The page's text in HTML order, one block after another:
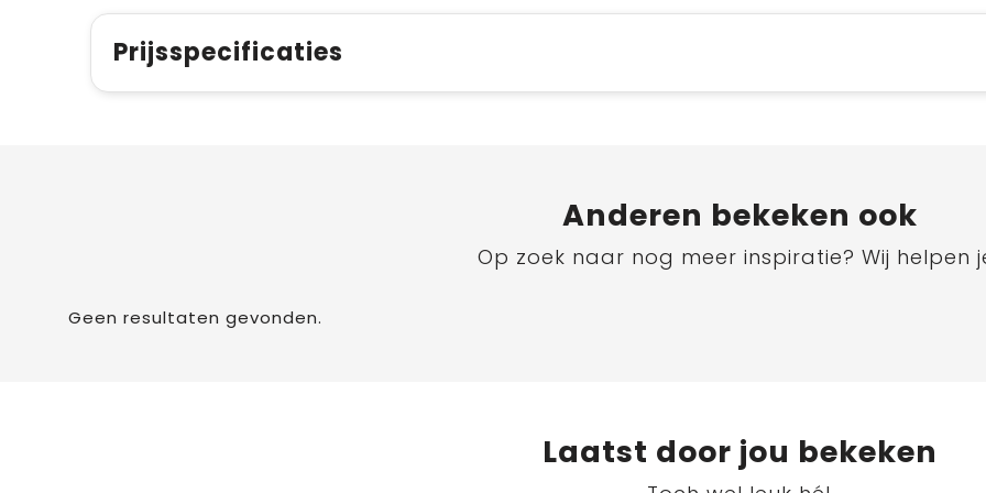
Prijsspecificaties
Anderen bekeken ook
Op zoek naar nog meer inspiratie? Wij helpen
Geen resultaten gevonden.
Laatst door jou bekeken